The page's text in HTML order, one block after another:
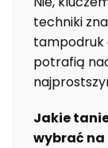
techniki
tampodruk
potrafią
Jakie
wybrać na